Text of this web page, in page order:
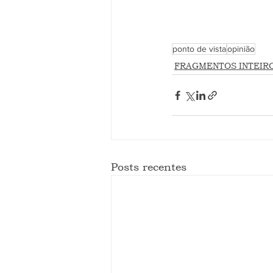
ponto de vistaopinião
FRAGMENTOS
Posts recentes